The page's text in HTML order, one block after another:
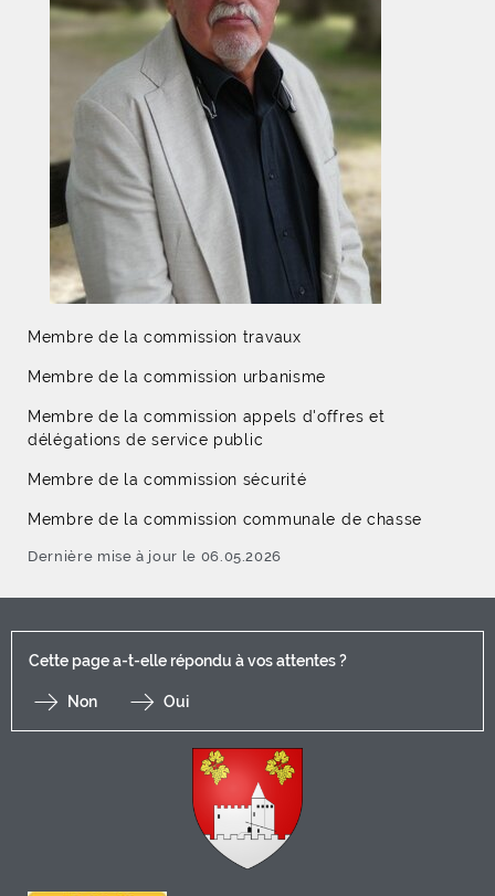
Membre de la commission travaux
Membre de la commission urbanisme
Membre de la commission appels d'offres et
délégations de service public
Membre de la commission sécurité
Membre de la commission communale de chasse
Dernière mise à jour le 06.05.2026
Cette page a-t-elle répondu à vos attentes ?
Non Oui